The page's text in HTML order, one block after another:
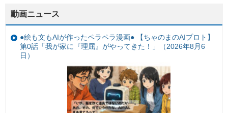
動画ニュース
●絵も文もAIが作ったペラペラ漫画● 【ちゃのまのAIプロト】
第0話「我が家に『理屈』がやってきた！」（2026年8月6
日）